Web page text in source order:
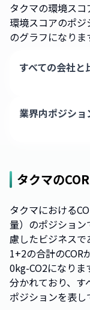
タクマの環境ス
環境スコアのポ
のグラフになりま
すべての会社と
業界内ポジショ
タクマの
タクマにおける
量）のポジション
慮したビジネス
1+2の合計のCOR
0kg-CO2になりま
分かれており、す
ポジションを表し